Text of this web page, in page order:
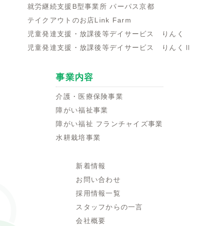
就労継続支援B型事業所 パーパス京都
テイクアウトのお店Link Farm
児童発達支援・放課後等デイサービス りんく
児童発達支援・放課後等デイサービス りんくⅡ
事業内容
介護・医療保険事業
障がい福祉事業
障がい福祉 フランチャイズ事業
水耕栽培事業
新着情報
お問い合わせ
採用情報一覧
スタッフからの一言
会社概要